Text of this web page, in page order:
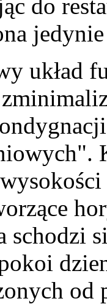
do
układ
schodzi
od